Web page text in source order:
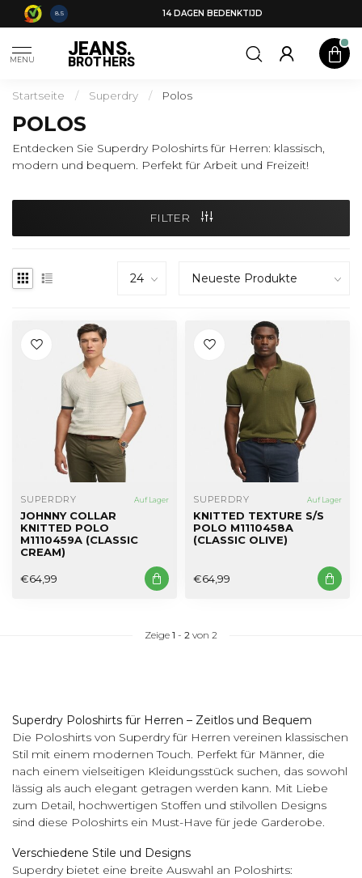
8.5 14 DAGEN BEDENKTIJD
MENU JEANS.
BROTHERS
Startseite / Superdry / Polos
POLOS
Entdecken Sie Superdry Poloshirts für Herren: klassisch,
modern und bequem. Perfekt für Arbeit und Freizeit!
FILTER
SUPERDRY Auf Lager
JOHNNY COLLAR
KNITTED POLO
M1110459A (CLASSIC
CREAM)
€64,99
SUPERDRY Auf Lager
KNITTED TEXTURE S/S
POLO M1110458A
(CLASSIC OLIVE)
€64,99
Zeige 1 - 2 von 2
Superdry Poloshirts für Herren – Zeitlos und Bequem
Die Poloshirts von Superdry für Herren vereinen klassischen
Stil mit einem modernen Touch. Perfekt für Männer, die
nach einem vielseitigen Kleidungsstück suchen, das sowohl
lässig als auch elegant getragen werden kann. Mit Liebe
zum Detail, hochwertigen Stoffen und stilvollen Designs
sind diese Poloshirts ein Must-Have für jede Garderobe.
Verschiedene Stile und Designs
Superdry bietet eine breite Auswahl an Poloshirts: